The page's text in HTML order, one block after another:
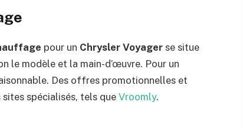
pour un Chrysler Voyager se situe
le modèle et la main-d’œuvre. Pour un
Des offres promotionnelles et
sites spécialisés, tels que Vroomly.